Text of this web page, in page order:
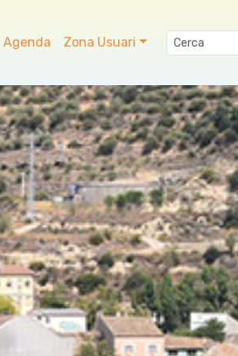
Agenda Zona Usuari